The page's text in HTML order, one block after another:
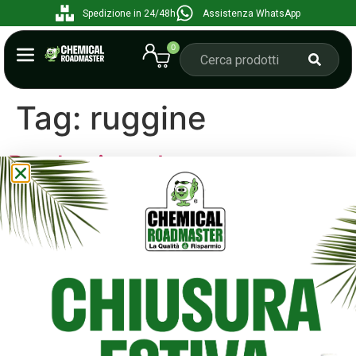
Spedizione in 24/48h Assistenza WhatsApp
0
Tag: ruggine
Prodotti per la
manutenzione delle
imbarcazioni: scopri la Linea
Seamaster